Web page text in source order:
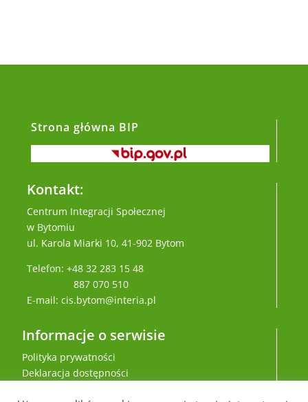
Strona główna BIP
Kontakt:
Centrum Integracji Społecznej
w Bytomiu
ul. Karola Miarki 10, 41-902 Bytom
Telefon: +48 32 283 15 48
887 070 510
E-mail: cis.bytom@interia.pl
Informacje o serwisie
Polityka prywatności
Deklaracja dostępności